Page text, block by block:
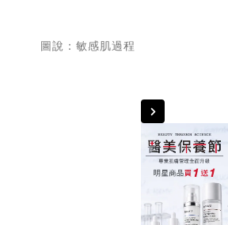
圖說：敏感肌過程